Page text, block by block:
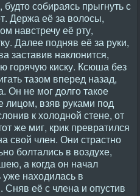
собираясь прыгнуть с
Держа её за волосы,
навстречу её рту,
Далее подняв её за руки,
заставив наклонится,
горячую киску. Ксюша без
тазом вперед назад,
Он не мог долго такое
лицом, взяв руками под
к холодной стене, от
же миг, крик превратился
свой член. Они страстно
болтались в воздухе,
а когда он начал
находилась в
её с члена и опустив